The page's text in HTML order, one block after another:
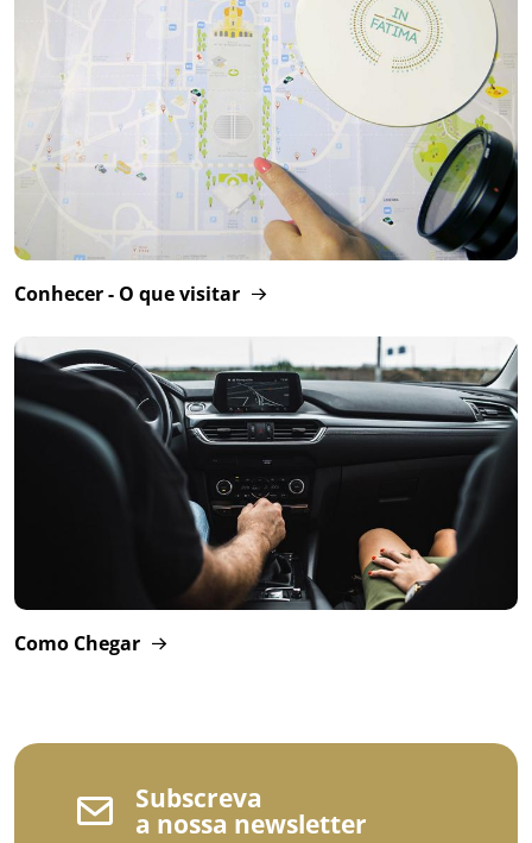
Conhecer - O que visitar
Como Chegar
Subscreva
a nossa newsletter